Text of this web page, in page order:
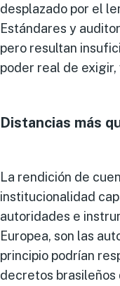
desplazado por el
Estándares y
pero resultan
poder real de
Distancias más
La rendición de
institucionalidad
autoridades e
Europea, son las
principio podrían
decretos